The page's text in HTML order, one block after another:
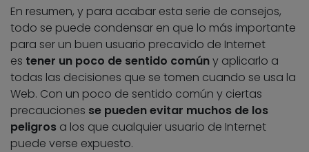
En resumen, y para acabar esta serie de consejos,
todo se puede condensar en que lo más importante
para ser un buen usuario precavido de Internet
es tener un poco de sentido comúny aplicarlo a
todas las decisiones que se tomen cuando se usa la
Web. Con un poco de sentido común y ciertas
precauciones se pueden evitar muchos de los
peligros a los que cualquier usuario de Internet
puede verse expuesto.